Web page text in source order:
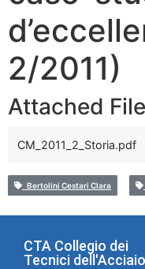
2/2011)
Attached
CM_2011_2_Storia.pdf
Bertolini Cestari Clara
CTA Collegio dei
Tecnici dell'Acciaio